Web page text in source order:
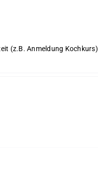
(z.B. Anmeldung Kochkurs)